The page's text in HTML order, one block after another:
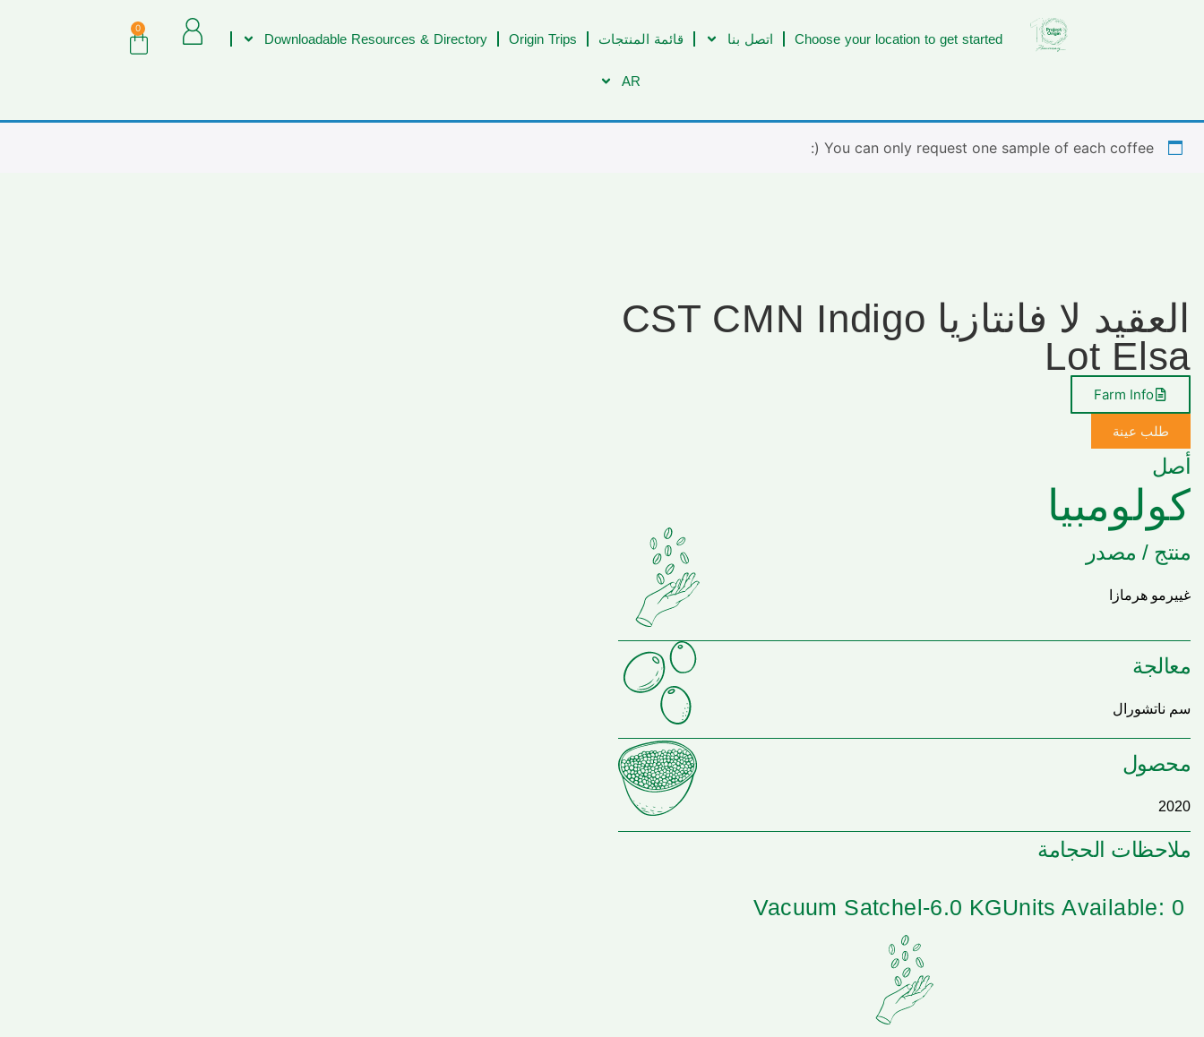
Choose your location to get started اتصل بنا قائمة المنتجات Origin Trips
Downloadable Resources & Directory
AR
0
You can only request one sample of each coffee (:
العقيد لا فانتازيا CST CMN Indigo
Lot Elsa
Farm Info
طلب عينة
أصل
كولومبيا
منتج / مصدر
غييرمو هرمازا
معالجة
سم ناتشورال
محصول
2020
ملاحظات الحجامة
Units Available: 0
Vacuum Satchel-6.0 KG